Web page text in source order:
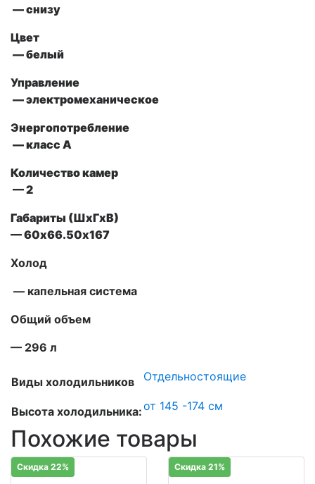
— снизу
Цвет
— белый
Управление
— электромеханическое
Энергопотребление
— класс А
Количество камер
— 2
Габариты (ШxГxВ)
— 60х66.50х167
Холод
— капельная система
Общий объем
— 296 л
Виды холодильников Отдельностоящие
Высота холодильника:от 145 -174 см
Похожие товары
Скидка 22% Скидка 21%